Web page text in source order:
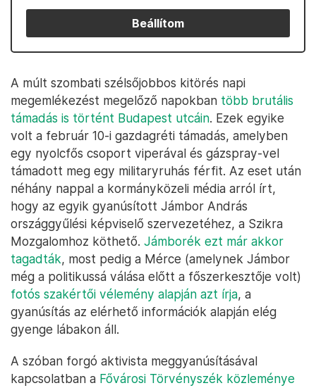
Beállítom
A múlt szombati szélsőjobbos kitörés napi
megemlékezést megelőző napokban több brutális
támadás is történt Budapest utcáin. Ezek egyike
volt a február 10-i gazdagréti támadás, amelyben
egy nyolcfős csoport viperával és gázspray-vel
támadott meg egy militaryruhás férfit. Az eset után
néhány nappal a kormányközeli média arról írt,
hogy az egyik gyanúsított Jámbor András
országgyűlési képviselő szervezetéhez, a Szikra
Mozgalomhoz köthető. Jámborék ezt már akkor
tagadták, most pedig a Mérce (amelynek Jámbor
még a politikussá válása előtt a főszerkesztője volt)
fotós szakértői vélemény alapján azt írja, a
gyanúsítás az elérhető információk alapján elég
gyenge lábakon áll.
A szóban forgó aktivista meggyanúsításával
kapcsolatban a Fővárosi Törvényszék közleménye